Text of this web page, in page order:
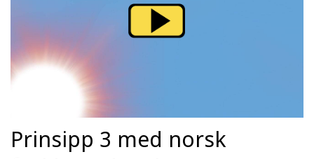
Prinsipp 3 med norsk